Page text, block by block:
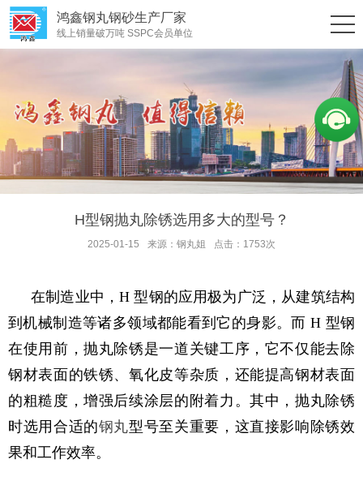
鸿鑫钢丸钢砂生产厂家
线上销量破万吨 SSPC会员单位
H型钢抛丸除锈选用多大的型号？
2025-01-15 来源：钢丸姐 点击：1753次
在制造业中，H 型钢的应用极为广泛，从建筑结构
到机械制造等诸多领域都能看到它的身影。而 H 型钢
在使用前，抛丸除锈是一道关键工序，它不仅能去除
钢材表面的铁锈、氧化皮等杂质，还能提高钢材表面
的粗糙度，增强后续涂层的附着力。其中，抛丸除锈
时选用合适的钢丸型号至关重要，这直接影响除锈效
果和工作效率。